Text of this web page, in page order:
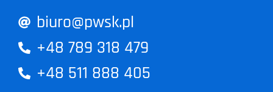
biuro@pwsk.pl
+48 789 318 479
+48 511 888 405